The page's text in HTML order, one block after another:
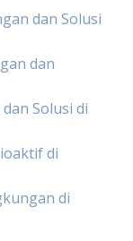
dan Solusi
dan
Solusi di
di
di